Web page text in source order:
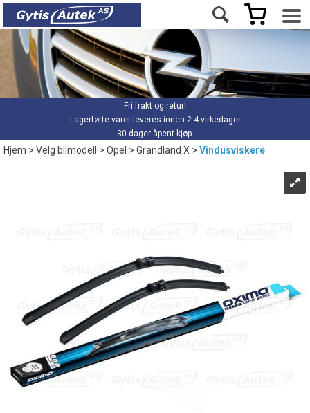
Fri frakt og retur!
Lagerførte varer leveres innen 2-4 virkedager
30 dager åpent kjøp
Hjem>Velg bilmodell >Opel >Grandland X>Vindusviskere